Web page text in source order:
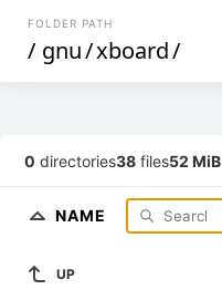
FOLDER PATH
/ gnu/xboard/
0 directories38 files52 MiB
NAME
UP